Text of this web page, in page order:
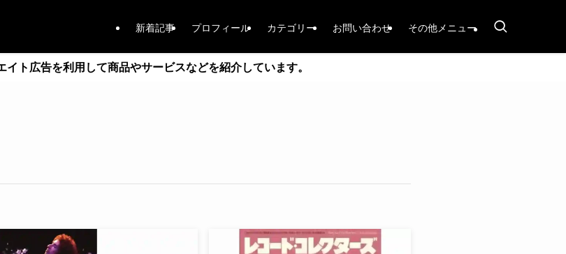
新着記事 プロフィール カテゴリー お問い合わせ その他メニュー
ト広告を利用して商品やサービスなどを紹介しています。